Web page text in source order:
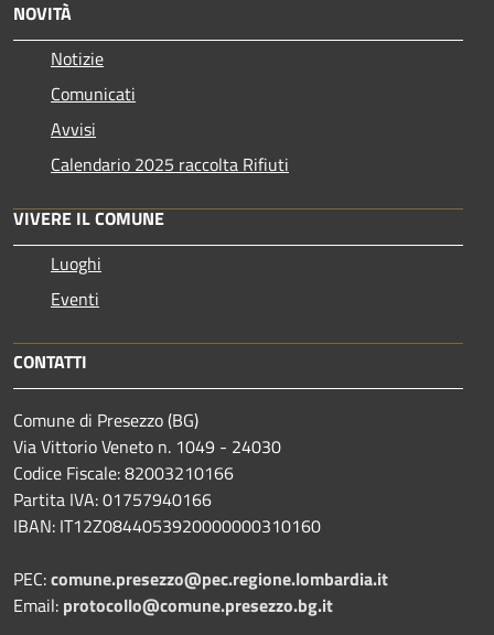
NOVITÀ
Notizie
Comunicati
Avvisi
Calendario 2025 raccolta Rifiuti
VIVERE IL COMUNE
Luoghi
Eventi
CONTATTI
Comune di Presezzo (BG)
Via Vittorio Veneto n. 1049 - 24030
Codice Fiscale: 82003210166
Partita IVA: 01757940166
IBAN: IT12Z0844053920000000310160
PEC:comune.presezzo@pec.regione.lombardia.it
Email: protocollo@comune.presezzo.bg.it